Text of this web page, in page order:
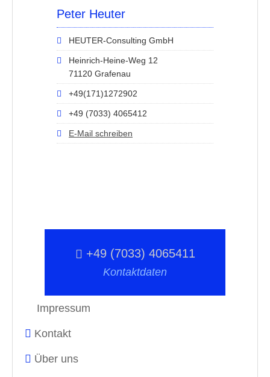
Peter Heuter
HEUTER-Consulting GmbH
Heinrich-Heine-Weg 12
71120 Grafenau
+49(171)1272902
+49 (7033) 4065412
E-Mail schreiben
+49 (7033) 4065411
Kontaktdaten
Impressum
Kontakt
Über uns